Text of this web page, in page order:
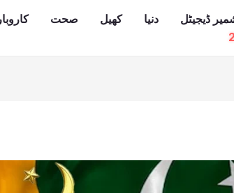
ڈیجیٹل دنیا کھیل صحت کاروبار